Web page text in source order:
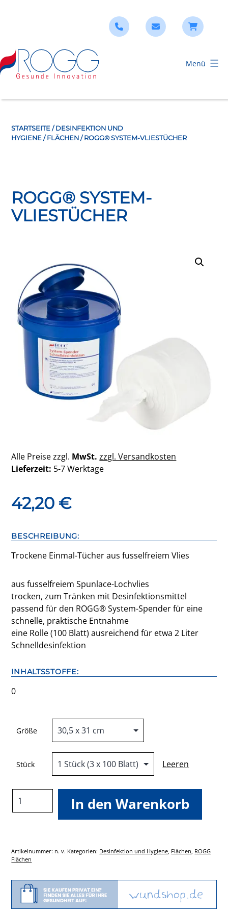
Verbandstoffe
Menü
STARTSEITE /DESINFEKTION UND
HYGIENE /FLÄCHEN / ROGG® SYSTEM-VLIESTÜCHER
ROGG® SYSTEM-
VLIESTÜCHER
Alle Preise zzgl. MwSt. zzgl. Versandkosten
Lieferzeit: 5-7 Werktage
42,20 €
BESCHREIBUNG:
Trockene Einmal-Tücher aus fusselfreiem Vlies
aus fusselfreiem Spunlace-Lochvlies
trocken, zum Tränken mit Desinfektionsmittel
passend für den ROGG® System-Spender für eine
schnelle, praktische Entnahme
eine Rolle (100 Blatt) ausreichend für etwa 2 Liter
Schnelldesinfektion
INHALTSSTOFFE:
0
Größe
Stück Leeren
System-
Vliestücher
In den Warenkorb
Artikelnummer: n. v. Kategorien: Desinfektion und Hygiene Flächen ROGG
Flächen